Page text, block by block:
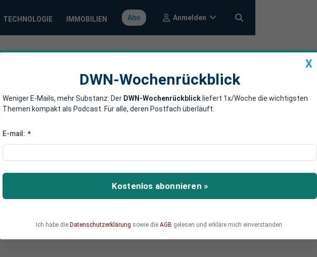
TECHNOLOGIE IMMOBILIEN Abo Anmelden
um 10 Billionen
auch in den Geldbörsen der
ist das Vermögen der Europäer
Vermögen der US-Amerikaner hingegen
X
DWN-Wochenrückblick
Weniger E-Mails, mehr Substanz: Der DWN-Wochenrückblick liefert 1x/Woche die wichtigsten
Themen kompakt als Podcast. Für alle, deren Postfach überläuft.
E-mail: *
Kostenlos abonnieren »
Ich habe die Datenschutzerklärung sowie die AGB gelesen und erkläre mich einverstanden.